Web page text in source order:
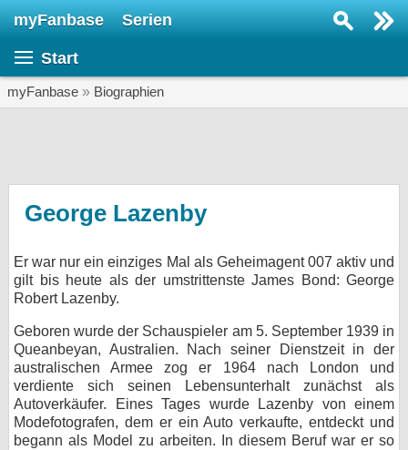
myFanbase Serien
Start
myFanbase » Biographien
George Lazenby
Er war nur ein einziges Mal als Geheimagent 007 aktiv und
gilt bis heute als der umstrittenste James Bond: George
Robert Lazenby.
Geboren wurde der Schauspieler am 5. September 1939 in
Queanbeyan, Australien. Nach seiner Dienstzeit in der
australischen Armee zog er 1964 nach London und
verdiente sich seinen Lebensunterhalt zunächst als
Autoverkäufer. Eines Tages wurde Lazenby von einem
Modefotografen, dem er ein Auto verkaufte, entdeckt und
begann als Model zu arbeiten. In diesem Beruf war er so
KULTUR
SERVICE
Gewinnspiele
Forum
bei X